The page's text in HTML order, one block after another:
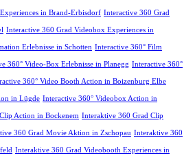
in Brand-Erbisdorf Interactive 360 Grad
Interactive 360 Grad Videobox Experiences in
Erlebnisse in Schotten Interactive 360° Film
360° Video-Box Erlebnisse in Planegg Interactive 360°
360° Video Booth Action in Boizenburg Elbe
in Lügde Interactive 360° Videobox Action in
Action in Bockenem Interaktive 360 Grad Clip
360 Grad Movie Aktion in Zschopau Interaktive 360
Interaktive 360 Grad Videobooth Experiences in